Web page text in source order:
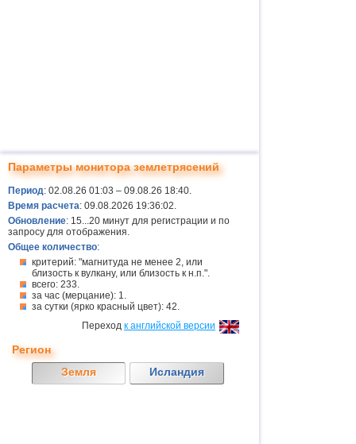
Параметры монитора землетрясений
Период: 02.08.26 01:03 – 09.08.26 18:40.
Время расчета: 09.08.2026 19:36:02.
Обновление: 15...20 минут для регистрации и по
запросу для отображения.
Общее количество:
критерий: "магнитуда не менее 2, или
близость к вулкану, или близость к н.п.".
всего: 233.
за час (мерцание): 1.
за сутки (ярко красный цвет): 42.
Переход к английской версии
Регион
Земля
Исландия